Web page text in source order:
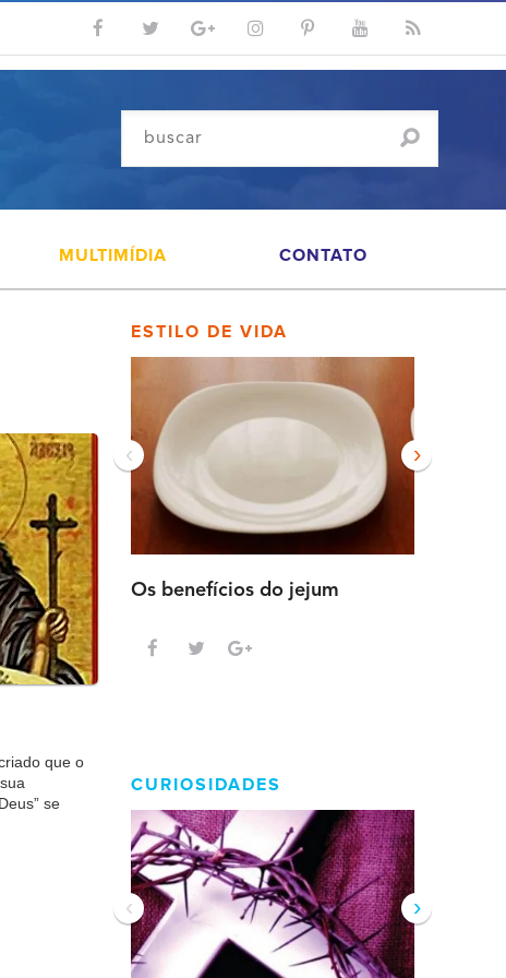
MULTIMÍDIA CONTATO
que o
se
ESTILO DE VIDA
Os benefícios do jejum
‹ ›
CURIOSIDADES
‹ ›